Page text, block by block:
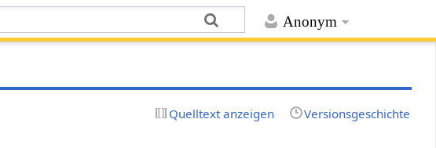
Anonym
Quelltext anzeigen Versionsgeschichte